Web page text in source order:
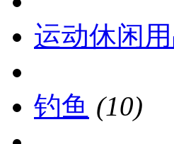
运动休闲
钓鱼 (10)